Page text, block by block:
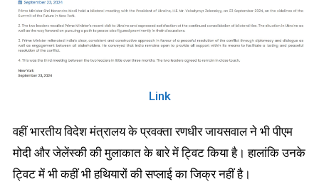
Link
वहीं भारतीय विदेश मंत्रालय के प्रवक्ता रणधीर जायसवाल ने भी पीएम
मोदी और जेलेंस्की की मुलाकात के बारे में ट्विट किया है। हालांकि उनके
ट्विट में भी कहीं भी हथियारों की सप्लाई का जिक्र नहीं है।